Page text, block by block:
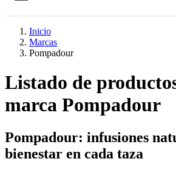
Inicio
Marcas
Pompadour
Listado de
marca Pompadour
Pompadour: infusiones
bienestar en cada taza